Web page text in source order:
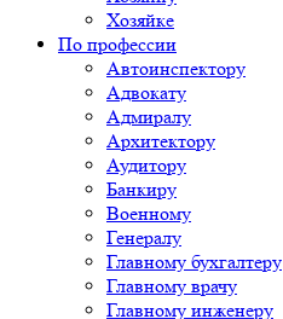
Хозяйке
По профессии
Автоинспектору
Адвокату
Адмиралу
Архитектору
Аудитору
Банкиру
Военному
Генералу
Главному бухгалтеру
Главному врачу
Главному инженеру